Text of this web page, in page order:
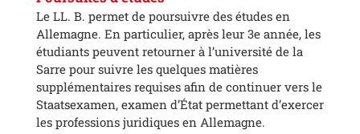
Le LL. B. permet de poursuivre des études en
Allemagne. En particulier, après leur 3e année, les
étudiants peuvent retourner à l’université de la
Sarre pour suivre les quelques matières
supplémentaires requises afin de continuer vers le
Staatsexamen, examen d’État permettant d’exercer
les professions juridiques en Allemagne.